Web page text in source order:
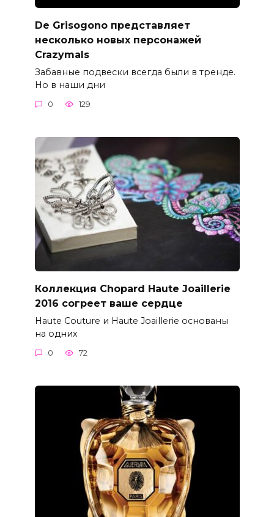
De Grisogono представляет
несколько новых персонажей
Crazymals
Забавные подвески всегда были в тренде.
Но в наши дни
0 129
Коллекция Chopard Haute Joaillerie
2016 согреет ваше сердце
Haute Couture и Haute Joaillerie основаны
на одних
0 72